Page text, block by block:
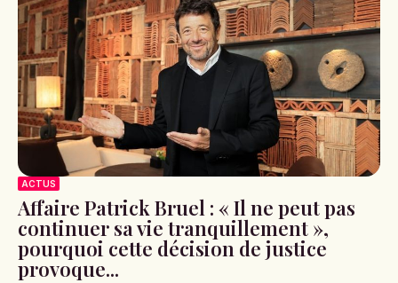
ACTUS
Affaire Patrick Bruel : « Il ne peut pas
continuer sa vie tranquillement »,
pourquoi cette décision de justice
provoque...